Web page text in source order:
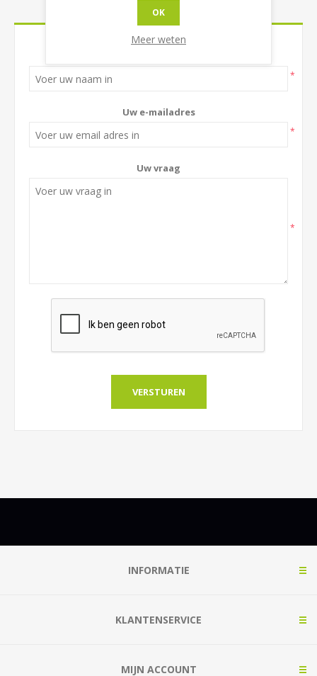
CONTACT US
*
Uw e-mailadres
*
Uw vraag
*
INFORMATIE
KLANTENSERVICE
MIJN ACCOUNT
OK
Meer weten